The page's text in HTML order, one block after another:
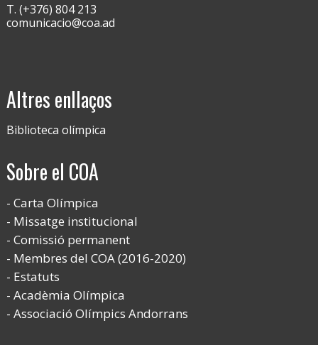
T. (+376) 804 213
comunicacio@coa.ad
Altres enllaços
Biblioteca olímpica
Sobre el COA
Carta Olímpica
Missatge institucional
Comissió permanent
Membres del COA (2016-2020)
Estatuts
Acadèmia Olímpica
Associació Olímpics Andorrans